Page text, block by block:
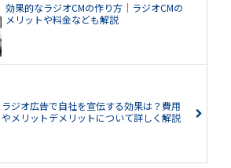
効果的なラジオCMの作り方│ラジオCMの
メリットや料金なども解説
ラジオ広告で自社を宣伝する効果は？費用
やメリットデメリットについて詳しく解説